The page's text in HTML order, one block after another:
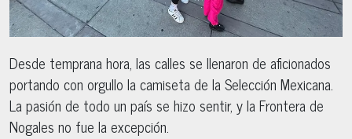
Desde temprana hora, las calles se llenaron de aficionados
portando con orgullo la camiseta de la Selección Mexicana.
La pasión de todo un país se hizo sentir, y la Frontera de
Nogales no fue la excepción.